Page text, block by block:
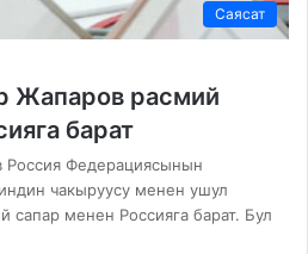
Саясат
Жапаров расмий
барат
Федерациясынын
чакыруусу менен ушул
менен Россияга барат. Бул